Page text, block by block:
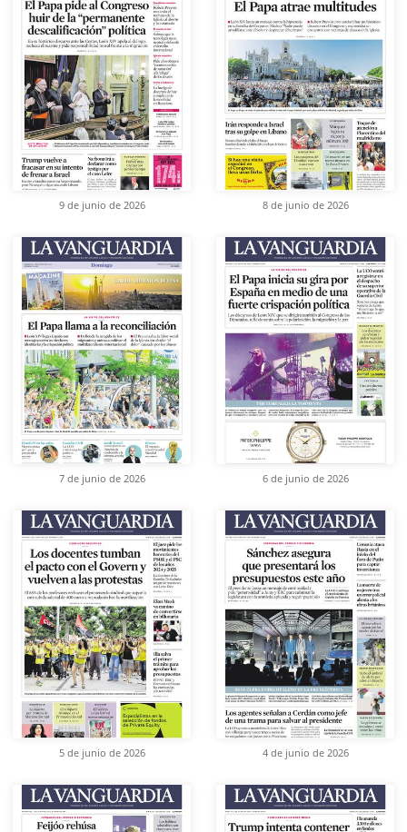
9 de junio de 2026 8 de junio de 2026
7 de junio de 2026 6 de junio de 2026
5 de junio de 2026 4 de junio de 2026